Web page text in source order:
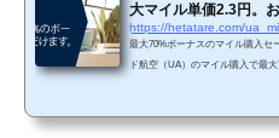
大マイル単価2.3円。
https://hetatare.com/
最大70%ボーナスのマイル購入セ
ド航空（UA）のマイル購入で最
りませんね。 Chromeで「リダイ